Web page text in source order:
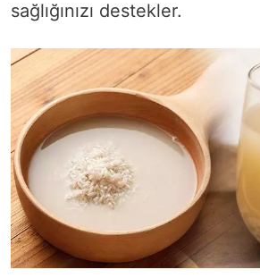
sağlığınızı destekler.